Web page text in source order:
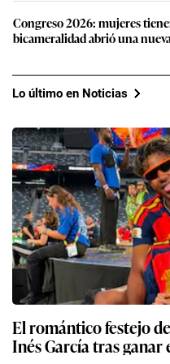
Congreso 2026: mujeres
bicameralidad abrió una
Lo último en Noticias
El romántico festejo
Inés García tras